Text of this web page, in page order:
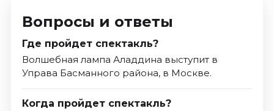
Вопросы и ответы
Где пройдет спектакль?
Волшебная лампа Аладдина выступит в
Управа Басманного района, в Москве.
Когда пройдет спектакль?